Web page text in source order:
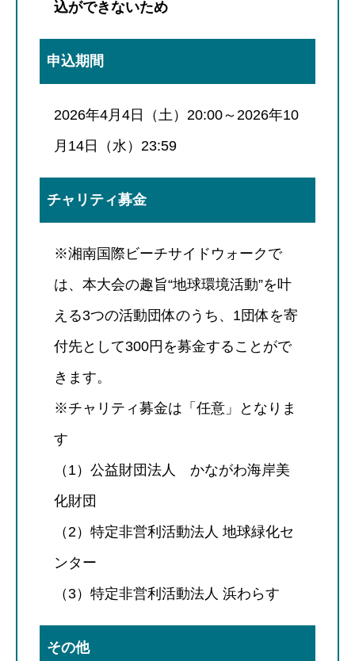
込ができないため
申込期間
2026年4月4日（土）20:00～2026年10
月14日（水）23:59
チャリティ募金
※湘南国際ビーチサイドウォークで
は、本大会の趣旨“地球環境活動”を叶
える3つの活動団体のうち、1団体を寄
付先として300円を募金することがで
きます。
※チャリティ募金は「任意」となりま
す
（1）公益財団法人 かながわ海岸美
化財団
（2）特定非営利活動法人 地球緑化セ
ンター
（3）特定非営利活動法人 浜わらす
その他